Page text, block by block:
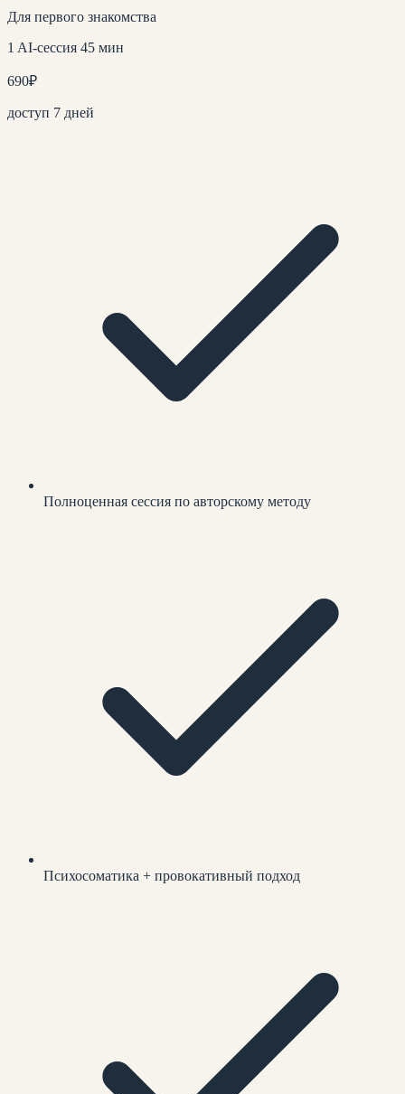
Для первого знакомства
1 AI-сессия 45 мин
690₽
доступ 7 дней
Полноценная сессия по авторскому методу
Психосоматика + провокативный подход